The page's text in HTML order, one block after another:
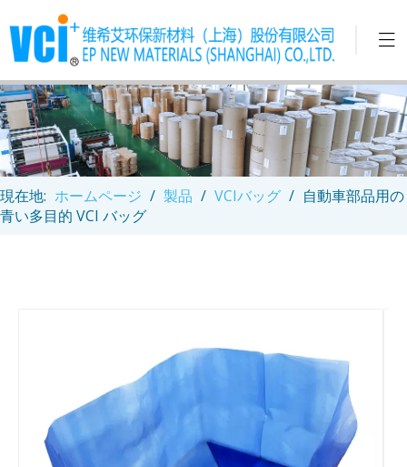
現在地: ホームページ / 製品 / VCIバッグ / 自動車部品用の
青い多目的 VCI バッグ